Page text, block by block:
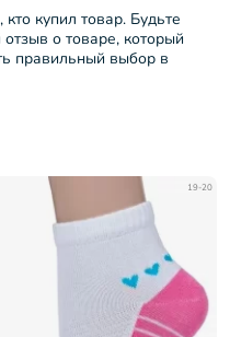
купил товар. Будьте
о товаре, который
правильный выбор в
19-20